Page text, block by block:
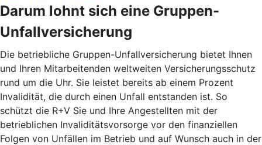
Darum lohnt sich eine Gruppen-
Unfallversicherung
Die betriebliche Gruppen-Unfallversicherung bietet Ihnen
und Ihren Mitarbeitenden weltweiten Versicherungsschutz
rund um die Uhr. Sie leistet bereits ab einem Prozent
Invalidität, die durch einen Unfall entstanden ist. So
schützt die R+V Sie und Ihre Angestellten mit der
betrieblichen Invaliditätsvorsorge vor den finanziellen
Folgen von Unfällen im Betrieb und auf Wunsch auch in der